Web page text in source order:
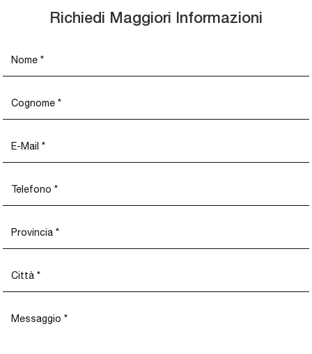
Richiedi Maggiori Informazioni